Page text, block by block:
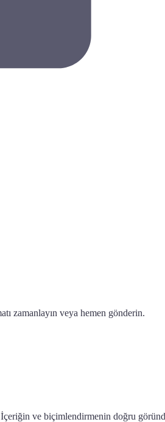
zamanlayın veya hemen gönderin.
ve biçimlendirmenin doğru